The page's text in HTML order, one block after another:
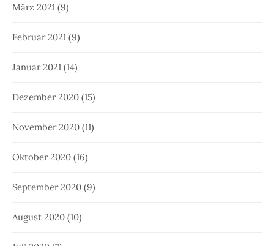
März 2021 (9)
Februar 2021 (9)
Januar 2021 (14)
Dezember 2020 (15)
November 2020 (11)
Oktober 2020 (16)
September 2020 (9)
August 2020 (10)